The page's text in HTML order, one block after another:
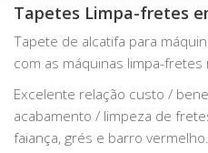
Tapetes Limpa-fretes
Tapete de alcatifa para
com as máquinas limpa-
Excelente relação custo /
acabamento / limpeza de
faiança, grés e barro vermelho.